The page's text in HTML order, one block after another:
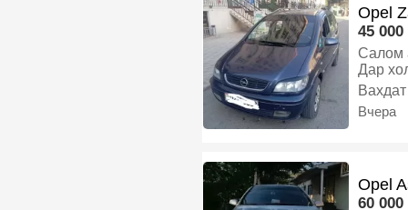
Opel
45 000
Салом алейкум Мошин
Дар
Вахдат
Вчера
Opel
60 000